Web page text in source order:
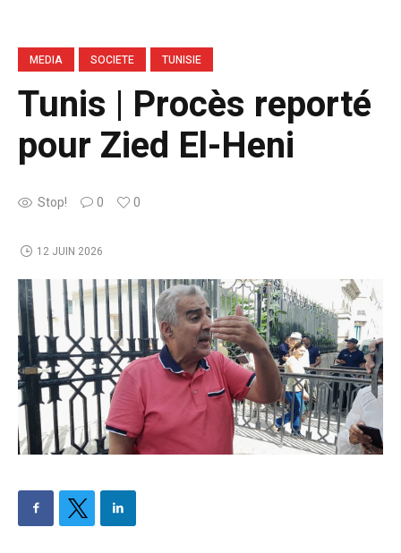
MEDIA SOCIETE TUNISIE
Tunis | Procès reporté
pour Zied El-Heni
Stop! 0 0
12 JUIN 2026